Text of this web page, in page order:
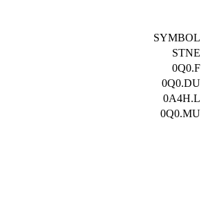
SYMBOL
STNE
0Q0.F
0Q0.DU
0A4H.L
0Q0.MU